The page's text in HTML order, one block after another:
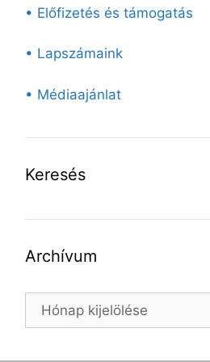
• Előfizetés és támogatás
• Lapszámaink
• Médiaajánlat
Keresés
Archívum
Archívum